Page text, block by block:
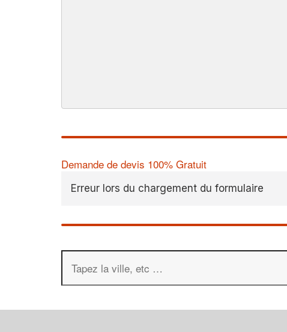
Demande de devis 100% Gratuit
Erreur lors du chargement du formulaire